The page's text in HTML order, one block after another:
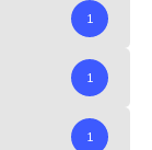
1
1
1